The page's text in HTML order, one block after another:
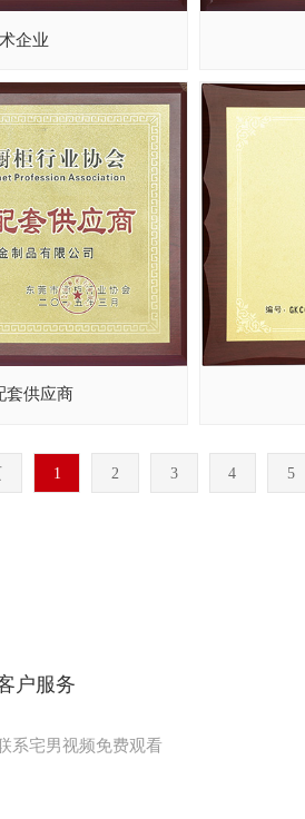
企业
套供应商
1 2 3 4 5
户服务
系宅男视频免费观看